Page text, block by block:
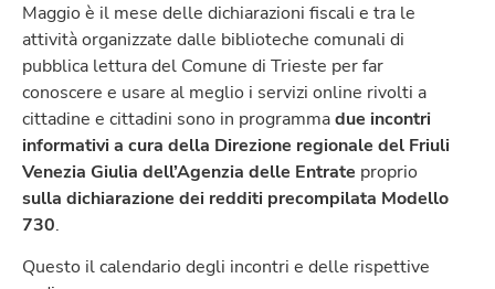
Maggio è il mese delle dichiarazioni fiscali e tra le
attività organizzate dalle biblioteche comunali di
pubblica lettura del Comune di Trieste per far
conoscere e usare al meglio i servizi online rivolti a
cittadine e cittadini sono in programmadue incontri
informativi a cura della Direzione regionale del Friuli
Venezia Giulia dell’Agenzia delle Entrate proprio
sulla dichiarazione dei redditi precompilata Modello
730.
Questo il calendario degli incontri e delle rispettive